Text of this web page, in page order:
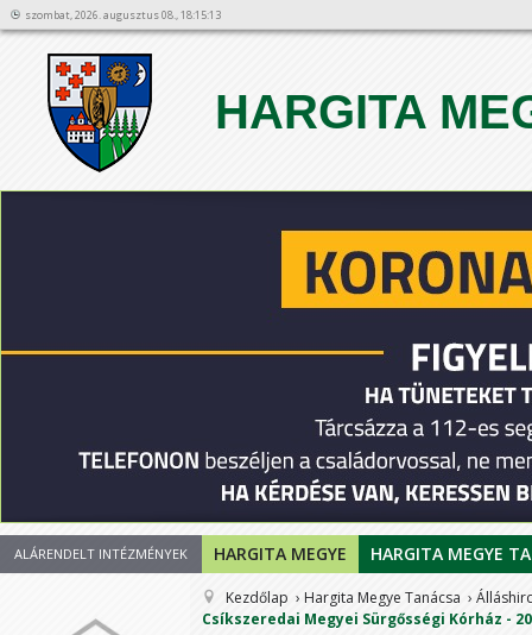
szombat, 2026. augusztus 08., 18:15:13
HARGITA
12
ALÁRENDELT INTÉZMÉNYEK HARGITA MEGYE HARGITA MEGYE
Kezdőlap Hargita Megye Tanácsa
Csíkszeredai Megyei Sürgősségi Kórház -